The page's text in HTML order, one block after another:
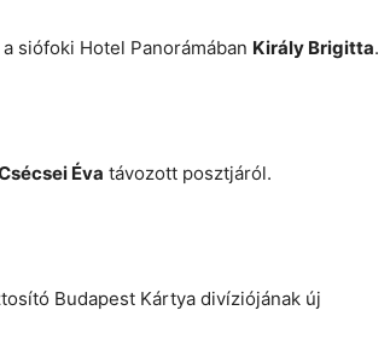
siófoki Hotel Panorámában Király Brigitta.
Éva távozott posztjáról.
Budapest Kártya divíziójának új